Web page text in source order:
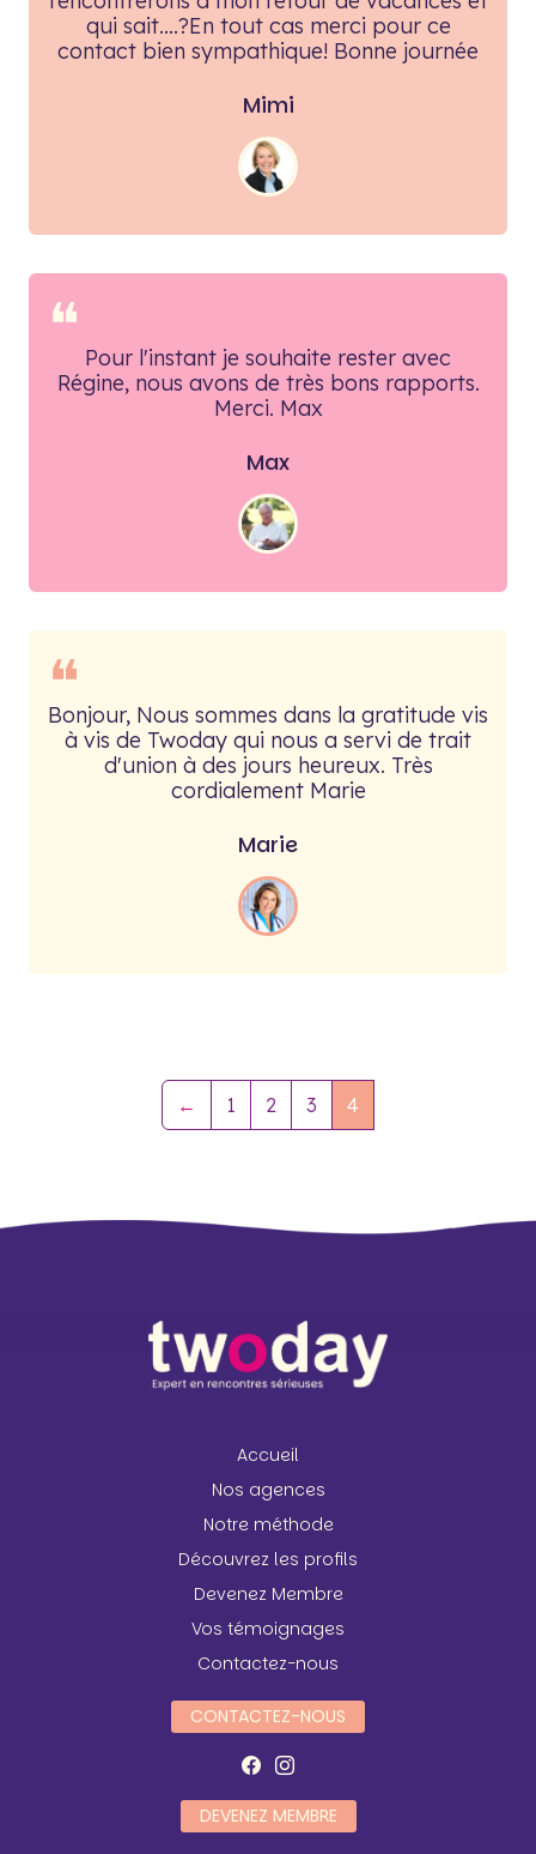
qui sait....?En tout cas merci pour ce
contact bien sympathique! Bonne journée
Mimi
❝ Pour l'instant je souhaite rester avec
Régine, nous avons de très bons rapports.
Merci. Max
Max
❝
Bonjour, Nous sommes dans la gratitude vis
à vis de Twoday qui nous a servi de trait
d'union à des jours heureux. Très
cordialement Marie
Marie
← 1 2 3 4
Accueil
Nos agences
Notre méthode
Découvrez les profils
Devenez Membre
Vos témoignages
Contactez-nous
CONTACTEZ-NOUS
DEVENEZ MEMBRE